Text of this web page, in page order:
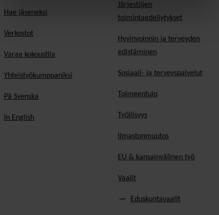
Hae jäseneksi
Verkostot
Varaa kokoustila
Yhteistyökumppaniksi
På Svenska
In English
Järjestöjen
toimintaedellytykset
Hyvinvoinnin ja terveyden
edistäminen
Sosiaali- ja terveyspalvelut
Toimeentulo
Työllisyys
Ilmastonmuutos
EU & kansainvälinen työ
Vaalit
Eduskuntavaalit